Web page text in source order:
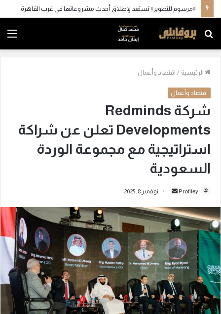
«مرسوم للتطوير» تستعد لإطلاق أحدث مشروعاتها في غرب القاهرة
بحث
عن
الرئيسية / اقتصاد وأعمال
اقتصاد وأعمال
شركة Redminds
Developments تعلن عن شراكة
استراتيجية مع مجموعة الوردة
السعودية
Profiley
س
ل
ب
ر
ي
د
ا
إ
ل
نوفمبر 8, 2025